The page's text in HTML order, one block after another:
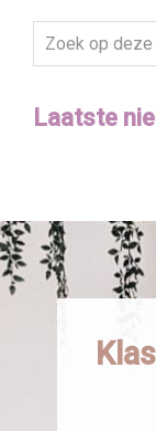
Zoek
op
website
Laatste